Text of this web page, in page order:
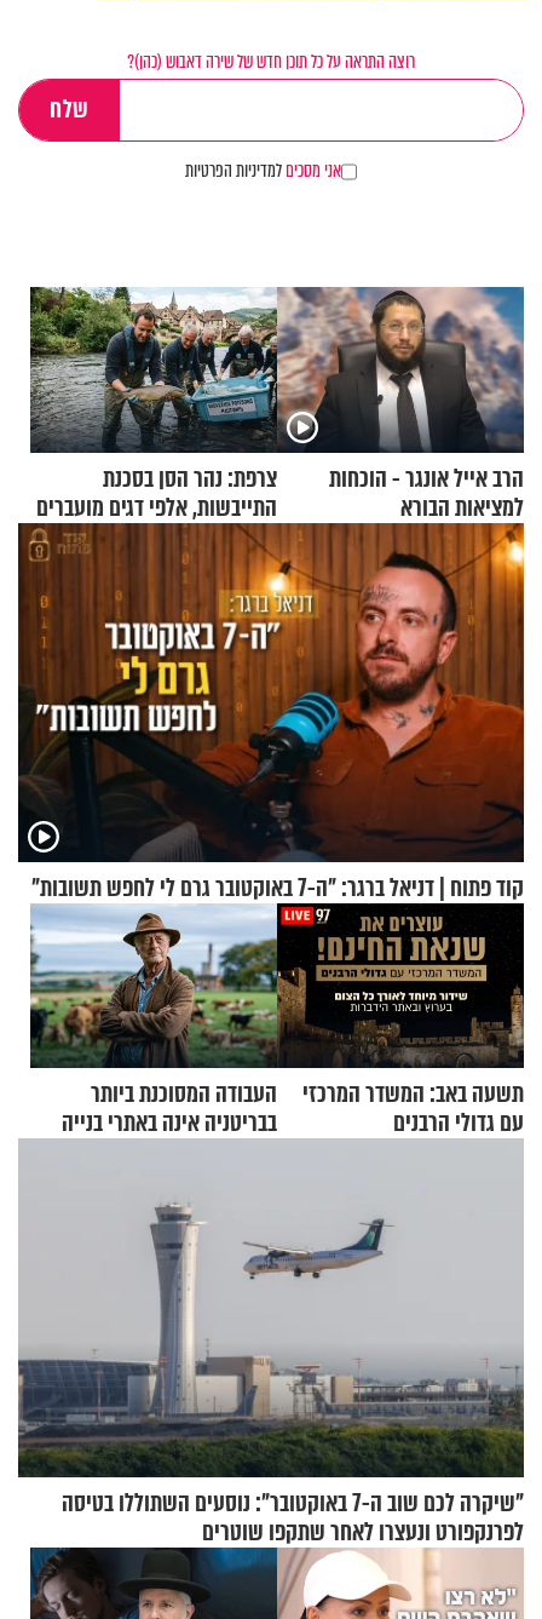
רוצה התראה על כל תוכן חדש של שירה דאבוש (כהן)?
אני מסכיםלמדיניות הפרטיות
הרב אייל אונגר - הוכחות
למציאות הבורא
צרפת: נהר הסן בסכנת
התייבשות, אלפי דגים מועברים
במבצעי חילוץ
קוד פתוח | דניאל ברגר: "ה-7 באוקטובר גרם לי לחפש תשובות"
תשעה באב: המשדר המרכזי
עם גדולי הרבנים
העבודה המסוכנת ביותר
בבריטניה אינה באתרי בנייה
"שיקרה לכם שוב ה-7 באוקטובר": נוסעים השתוללו בטיסה
לפרנקפורט ונעצרו לאחר שתקפו שוטרים